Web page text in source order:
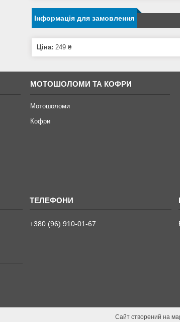
Інформація для замовлення
Ціна: 249 ₴
МОТОШОЛОМИ ТА КОФРИ
Мотошоломи
Кофри
+380 (96) 910-01-67
Сайт створений на